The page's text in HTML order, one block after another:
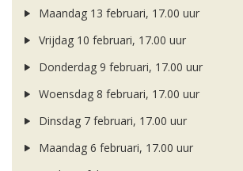
Maandag 13 februari, 17.00 uur
Vrijdag 10 februari, 17.00 uur
Donderdag 9 februari, 17.00 uur
Woensdag 8 februari, 17.00 uur
Dinsdag 7 februari, 17.00 uur
Maandag 6 februari, 17.00 uur